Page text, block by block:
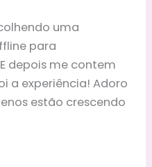
uma
para
depois me contem
a experiência! Adoro
estão crescendo